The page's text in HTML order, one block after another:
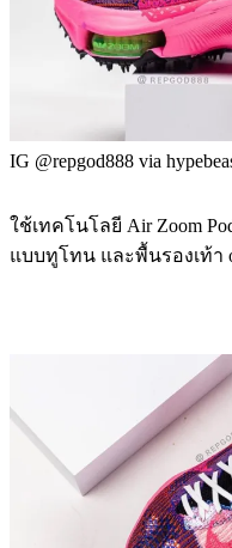
IG @repgod888 via
ใช้เทคโนโลยี Air Zoom
แบบทูโทน และพื้นรองเท้า